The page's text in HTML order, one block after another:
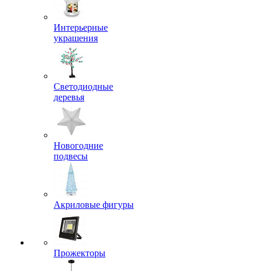
Интерьерные
украшения
Светодиодные
деревья
Новогодние
подвесы
Акриловые фигуры
Прожекторы